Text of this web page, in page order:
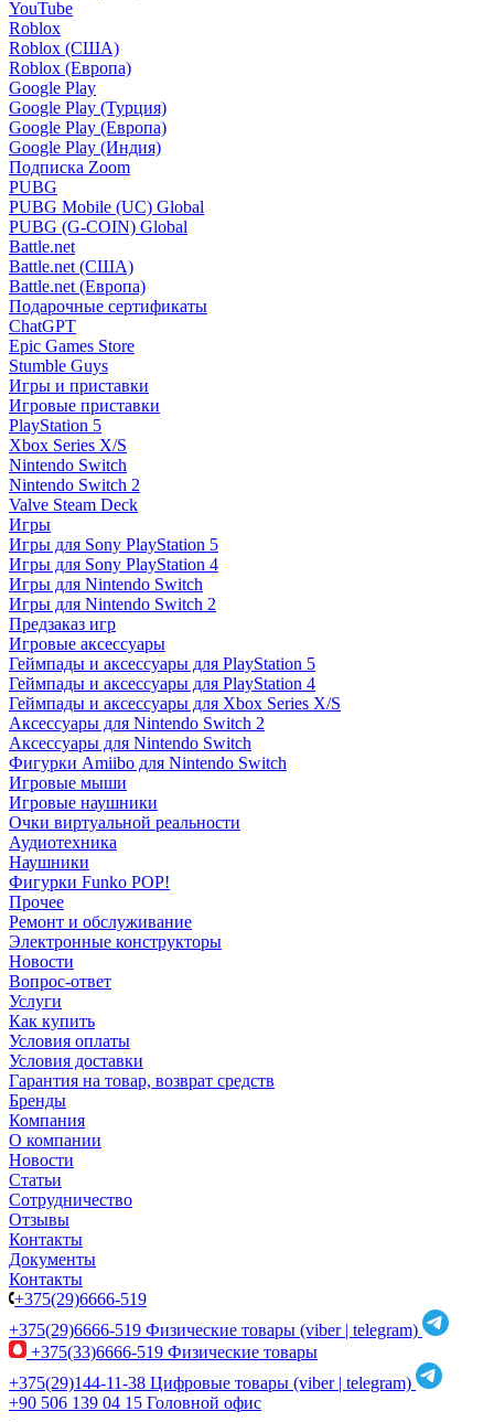
YouTube
Roblox
Roblox (США)
Roblox (Европа)
Google Play
Google Play (Турция)
Google Play (Европа)
Google Play (Индия)
Подписка Zoom
PUBG
PUBG Mobile (UC) Global
PUBG (G-COIN) Global
Battle.net
Battle.net (США)
Battle.net (Европа)
Подарочные сертификаты
ChatGPT
Epic Games Store
Stumble Guys
Игры и приставки
Игровые приставки
PlayStation 5
Xbox Series X/S
Nintendo Switch
Nintendo Switch 2
Valve Steam Deck
Игры
Игры для Sony PlayStation 5
Игры для Sony PlayStation 4
Игры для Nintendo Switch
Игры для Nintendo Switch 2
Предзаказ игр
Игровые аксессуары
Геймпады и аксессуары для PlayStation 5
Геймпады и аксессуары для PlayStation 4
Геймпады и аксессуары для Xbox Series X/S
Аксессуары для Nintendo Switch 2
Аксессуары для Nintendo Switch
Фигурки Amiibo для Nintendo Switch
Игровые мыши
Игровые наушники
Очки виртуальной реальности
Аудиотехника
Наушники
Фигурки Funko POP!
Прочее
Ремонт и обслуживание
Электронные конструкторы
Новости
Вопрос-ответ
Услуги
Как купить
Условия оплаты
Условия доставки
Гарантия на товар, возврат средств
Бренды
Компания
О компании
Новости
Статьи
Сотрудничество
Отзывы
Контакты
Документы
Контакты
+375(29)6666-519
+375(29)6666-519 Физические товары (viber | telegram)
+375(33)6666-519 Физические товары
+375(29)144-11-38 Цифровые товары (viber | telegram)
+90 506 139 04 15 Головной офис